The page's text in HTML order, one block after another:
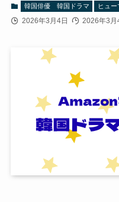
韓国俳優 韓国ドラマ ヒュ
2026年3月4日 2026年3月